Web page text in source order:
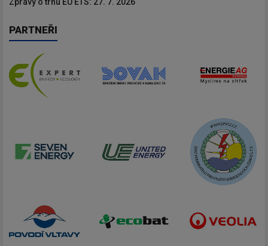
Zprávy o trhu EU ETS: 27. 7. 2026
PARTNEŘI